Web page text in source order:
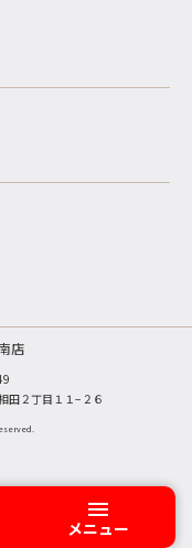
メニュー
店
田２丁目１１−２６